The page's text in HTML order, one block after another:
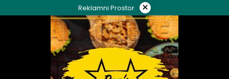
to
Reklamni Prostor ×